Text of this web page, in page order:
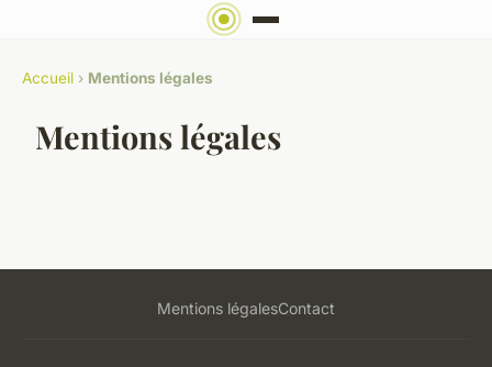
Accueil › Mentions légales
Mentions légales
Mentions légalesContact